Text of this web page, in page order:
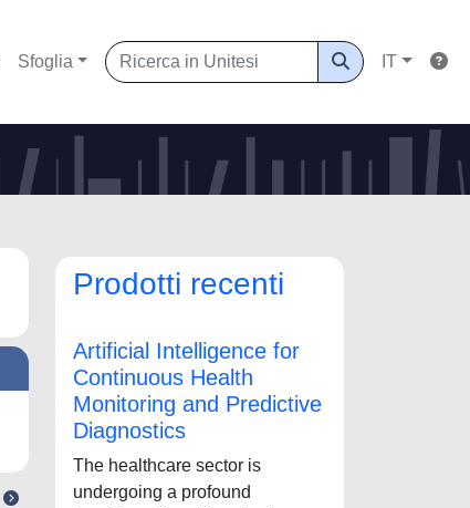
Sfoglia IT
Prodotti recenti
Artificial Intelligence for
Continuous Health
Monitoring and Predictive
Diagnostics
The healthcare sector is
undergoing a profound